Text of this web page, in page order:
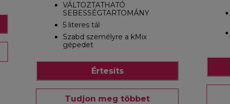
VÁLTOZTATHATÓ
SEBESSÉGTARTOMÁNY
5 literes tál
Szabd személyre a kMix
gépedet
Értesíts
Tudjon meg többet